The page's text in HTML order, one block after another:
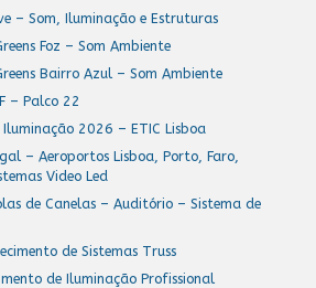
– Som, Iluminação e Estruturas
Foz – Som Ambiente
Bairro Azul – Som Ambiente
– Palco 22
2026 – ETIC Lisboa
– Aeroportos Lisboa, Porto, Faro,
Video Led
de Canelas – Auditório – Sistema de
de Sistemas Truss
de Iluminação Profissional